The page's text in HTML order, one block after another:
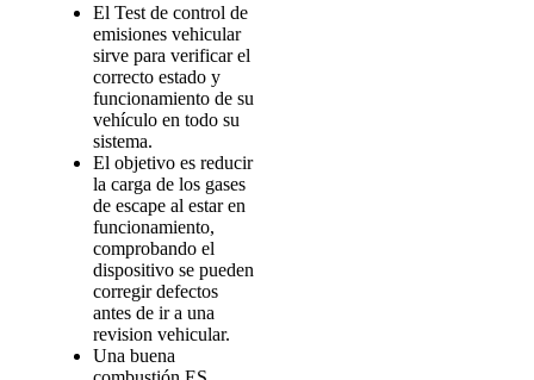
El Test de control de
emisiones vehicular
sirve para verificar el
correcto estado y
funcionamiento de su
vehículo en todo su
sistema.
El objetivo es reducir
la carga de los gases
de escape al estar en
funcionamiento,
comprobando el
dispositivo se pueden
corregir defectos
antes de ir a una
revision vehicular.
Una buena